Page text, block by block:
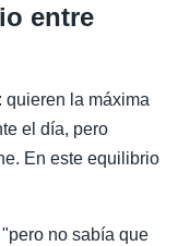
entre
quieren la máxima
el día, pero
En este equilibrio
no sabía que